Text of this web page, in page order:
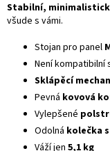
Stabilní,
všude s vámi.
Stojan pro panel
Není kompatibilní
Sklápěcí
Pevná kovová
Vylepšené
Odolná kolečka
Váží jen 5,1 kg